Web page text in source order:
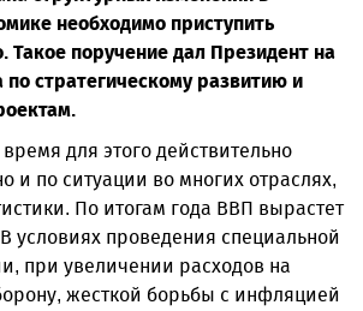
необходимо приступить
Такое поручение дал Президент на
по стратегическому развитию и
время для этого действительно
и по ситуации во многих отраслях,
По итогам года ВВП вырастет
условиях проведения специальной
при увеличении расходов на
жесткой борьбы с инфляцией